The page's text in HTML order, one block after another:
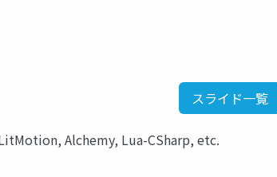
スライド一覧
Alchemy, Lua-CSharp, etc.